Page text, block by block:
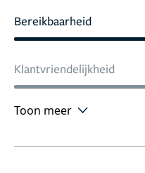
Bereikbaarheid
Klantvriendelijkheid
Toon meer